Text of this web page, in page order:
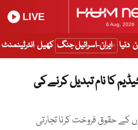
6 Aug, 2026
LIVE
دنیا ایران-اسرائیل جنگ کھیل انٹرٹینمنٹ
کا نام تبدیل کرنے کی
کے حقوق فروخت کرنا تجارتی